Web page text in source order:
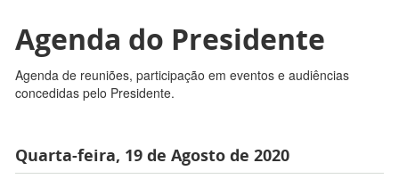
Agenda do Presidente
Agenda de reuniões, participação em eventos e audiências
concedidas pelo Presidente.
Quarta-feira, 19 de Agosto de 2020